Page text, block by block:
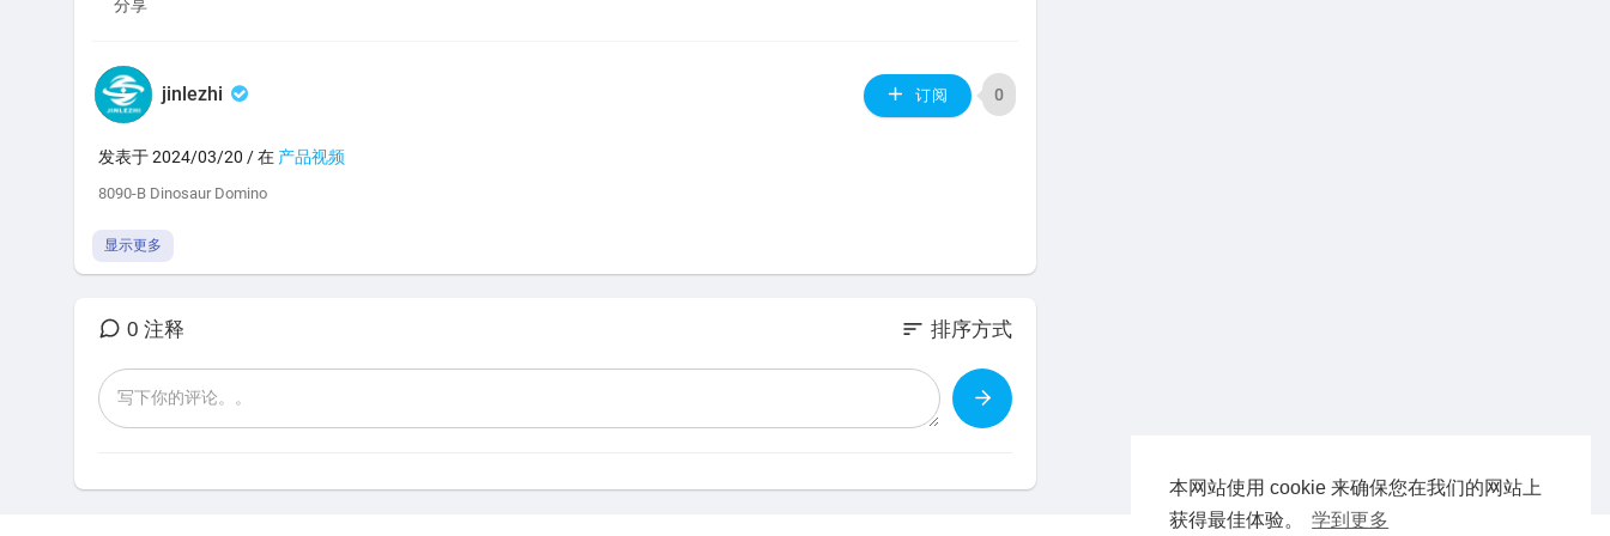
本网站使用 cookie 来确保您在我们的网站上
获得最佳体验。
学到更多
分享
jinlezhi 订阅 0
发表于 2024/03/20 / 在 产品视频
8090-B ⁣Dinosaur Domino
显示更多
0 注释 sort 排序方式